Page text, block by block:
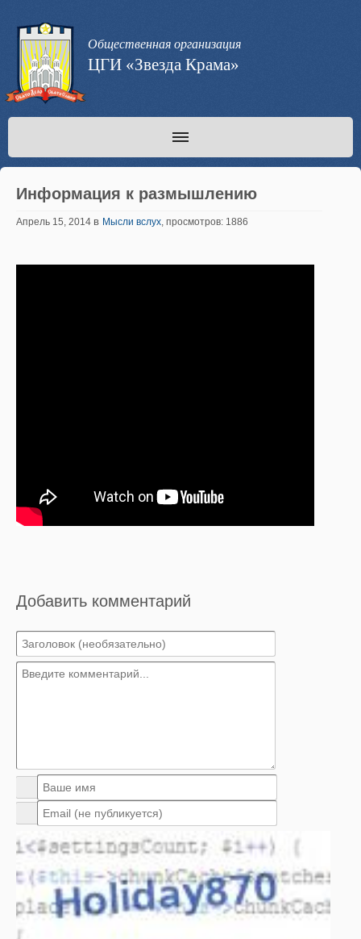
Общественная организация
ЦГИ «Звезда Крама»
Информация к размышлению
Апрель 15, 2014 в Мысли вслух, просмотров: 1886
Добавить комментарий